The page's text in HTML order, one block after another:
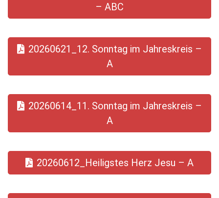
– ABC
20260621_12. Sonntag im Jahreskreis –
A
20260614_11. Sonntag im Jahreskreis –
A
20260612_Heiligstes Herz Jesu – A